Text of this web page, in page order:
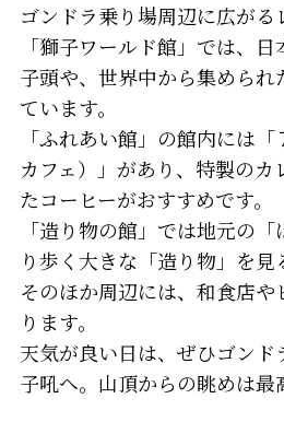
ゴンドラ乗り場周辺に広がる
「獅子ワールド館」では、
子頭や、世界中から集められ
ています。
「ふれあい館」の館内には
カフェ）」があり、特製の
たコーヒーがおすすめです。
「造り物の館」では地元の
り歩く大きな「造り物」を見
そのほか周辺には、和食店や
ります。
天気が良い日は、ぜひゴン
子吼へ。山頂からの眺めは最